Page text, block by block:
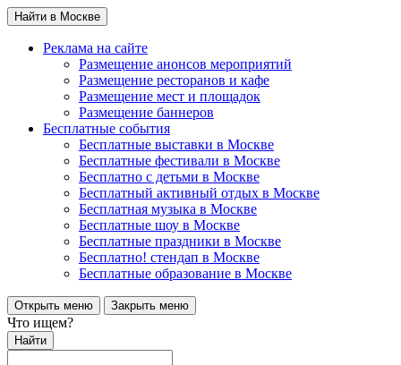
Найти в Москве
Реклама на сайте
Размещение анонсов мероприятий
Размещение ресторанов и кафе
Размещение мест и площадок
Размещение баннеров
Бесплатные события
Бесплатные выставки в Москве
Бесплатные фестивали в Москве
Бесплатно с детьми в Москве
Бесплатный активный отдых в Москве
Бесплатная музыка в Москве
Бесплатные шоу в Москве
Бесплатные праздники в Москве
Бесплатно! стендап в Москве
Бесплатные образование в Москве
Открыть меню Закрыть меню
Что ищем?
Найти